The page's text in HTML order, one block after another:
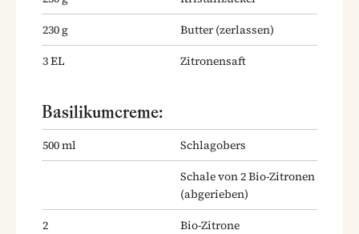
230g Butter (zerlassen)
3EL Zitronensaft
Basilikumcreme:
500ml
Schlagobers
Schale von 2 Bio-Zitronen
(abgerieben)
2
Bio-Zitrone